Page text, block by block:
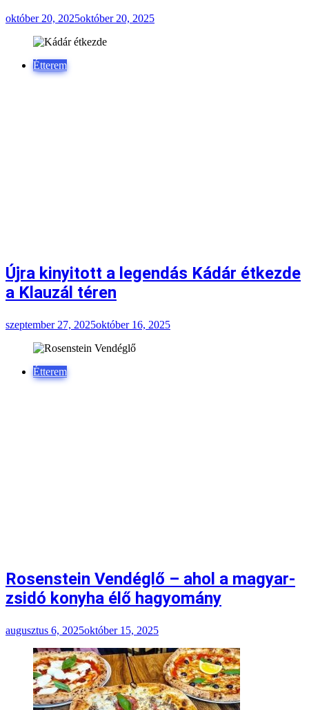
október 20, 2025október 20, 2025
Étterem
Újra kinyitott a legendás Kádár étkezde
a Klauzál téren
szeptember 27, 2025október 16, 2025
Étterem
Rosenstein Vendéglő – ahol a magyar-
zsidó konyha élő hagyomány
augusztus 6, 2025október 15, 2025